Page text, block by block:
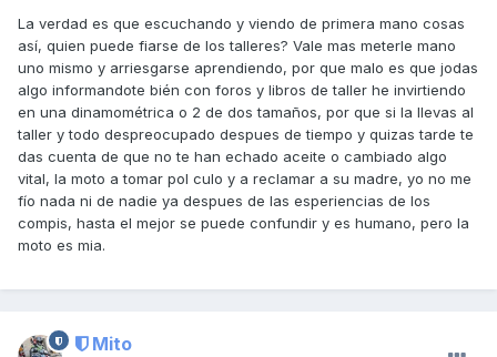
La verdad es que escuchando y viendo de primera mano cosas
así, quien puede fiarse de los talleres? Vale mas meterle mano
uno mismo y arriesgarse aprendiendo, por que malo es que jodas
algo informandote bién con foros y libros de taller he invirtiendo
en una dinamométrica o 2 de dos tamaños, por que si la llevas al
taller y todo despreocupado despues de tiempo y quizas tarde te
das cuenta de que no te han echado aceite o cambiado algo
vital, la moto a tomar pol culo y a reclamar a su madre, yo no me
fío nada ni de nadie ya despues de las esperiencias de los
compis, hasta el mejor se puede confundir y es humano, pero la
moto es mia.
Mito